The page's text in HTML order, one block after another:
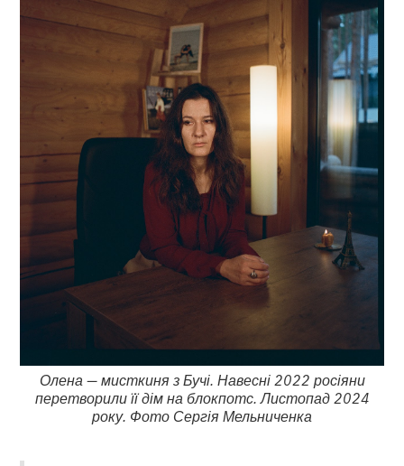
Олена — мисткиня з Бучі. Навесні 2022 росіяни
перетворили її дім на блокпотс. Листопад 2024
року. Фото Сергія Мельниченка